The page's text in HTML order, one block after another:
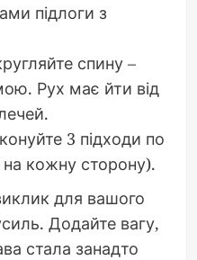
підлоги з
спину –
Рух має йти від
3 підходи по
на кожну сторону).
для вашого
Додайте вагу,
стала занадто